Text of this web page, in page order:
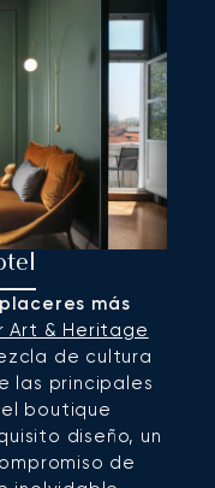
placeres más
Art & Heritage
de cultura
las principales
boutique
diseño, un
de